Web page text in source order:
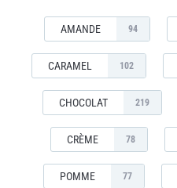
AMANDE 94
CARAMEL 102
CHOCOLAT 219
CRÈME 78
POMME 77